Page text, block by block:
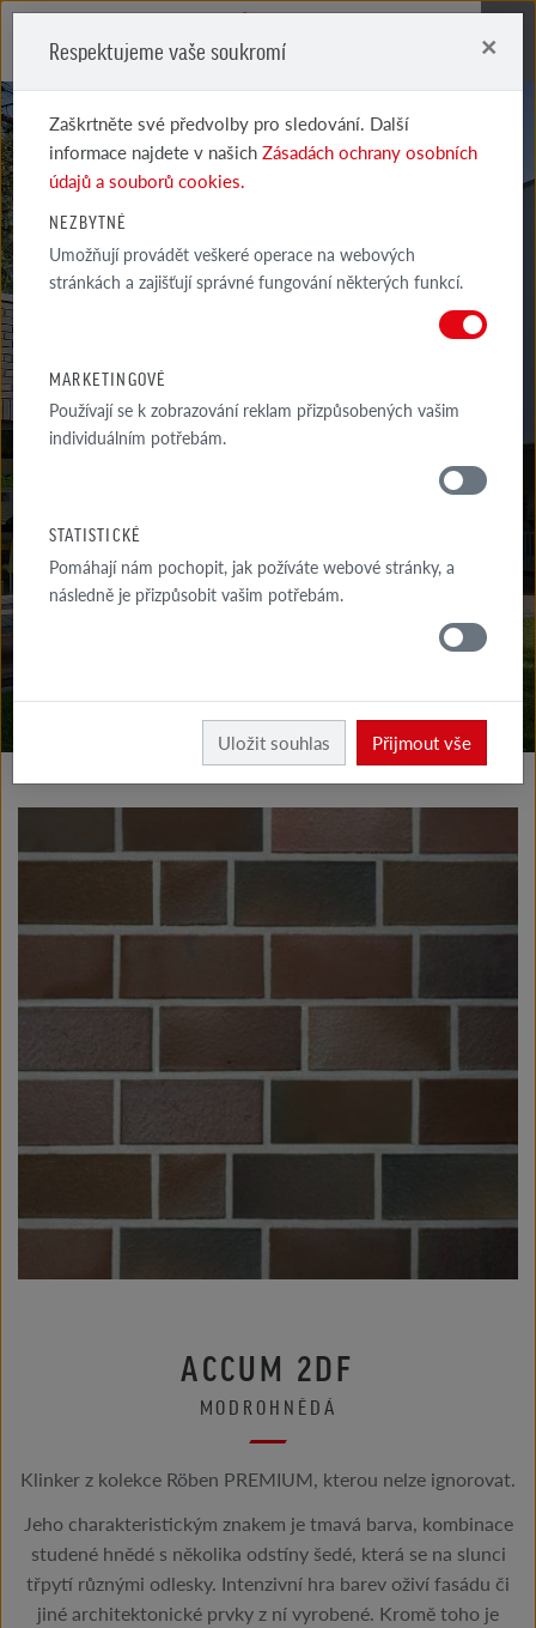
ACCUM 2DF
KDE
Vyrobky fasáda Klinkerové a lícové pásky typ I
ACCUM 2DF
MODROHNĚDÁ
Klinker z kolekce Röben PREMIUM, kterou nelze ignorovat.
Jeho charakteristickým znakem je tmavá barva, kombinace
studené hnědé s několika odstíny šedé, která se na slunci
třpytí různými odlesky. Intenzivní hra barev oživí fasádu či
jiné architektonické prvky z ní vyrobené. Kromě toho je
Respektujeme vaše soukromí ×
Zaškrtněte své předvolby pro sledování. Další
informace najdete v našichZásadách ochrany osobních
údajů a souborů cookies.
NEZBYTNÉ
Umožňují provádět veškeré operace na webových
stránkách a zajišťují správné fungování některých funkcí.
MARKETINGOVÉ
Používají se k zobrazování reklam přizpůsobených vašim
individuálním potřebám.
STATISTICKÉ
Pomáhají nám pochopit, jak požíváte webové stránky, a
následně je přizpůsobit vašim potřebám.
Uložit souhlas Přijmout vše